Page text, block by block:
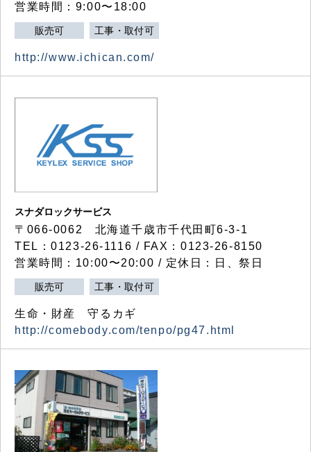
営業時間：9:00〜18:00
販売可 工事・取付可
http://www.ichican.com/
スナダロックサービス
〒066-0062 北海道千歳市千代田町6-3-1
TEL：0123-26-1116 / FAX：0123-26-8150
営業時間：10:00〜20:00 / 定休日：日、祭日
販売可 工事・取付可
生命・財産 守るカギ
http://comebody.com/tenpo/pg47.html